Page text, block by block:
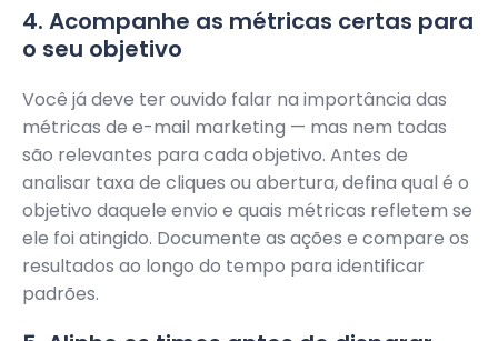
4. Acompanhe as métricas certas para
o seu objetivo
Você já deve ter ouvido falar na importância das
métricas de e-mail marketing — mas nem todas
são relevantes para cada objetivo. Antes de
analisar taxa de cliques ou abertura, defina qual é o
objetivo daquele envio e quais métricas refletem se
ele foi atingido. Documente as ações e compare os
resultados ao longo do tempo para identificar
padrões.